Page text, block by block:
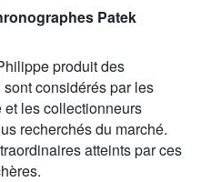
Patek
produit des
considérés par les
les collectionneurs
recherchés du marché.
atteints par ces